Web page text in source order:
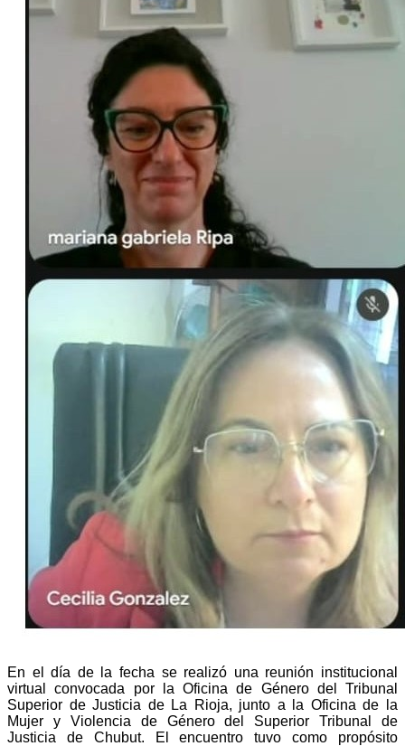
En el día de la fecha se realizó una reunión institucional
virtual convocada por la Oficina de Género del Tribunal
Superior de Justicia de La Rioja, junto a la Oficina de la
Mujer y Violencia de Género del Superior Tribunal de
Justicia de Chubut. El encuentro tuvo como propósito